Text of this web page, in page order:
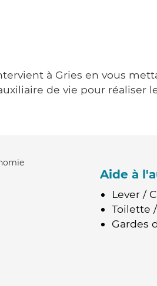
à Gries en vous
de vie pour réaliser
Aide à
Lever /
Toilette
Gardes